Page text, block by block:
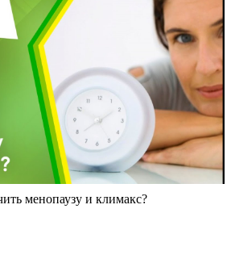
менопаузу и климакс?